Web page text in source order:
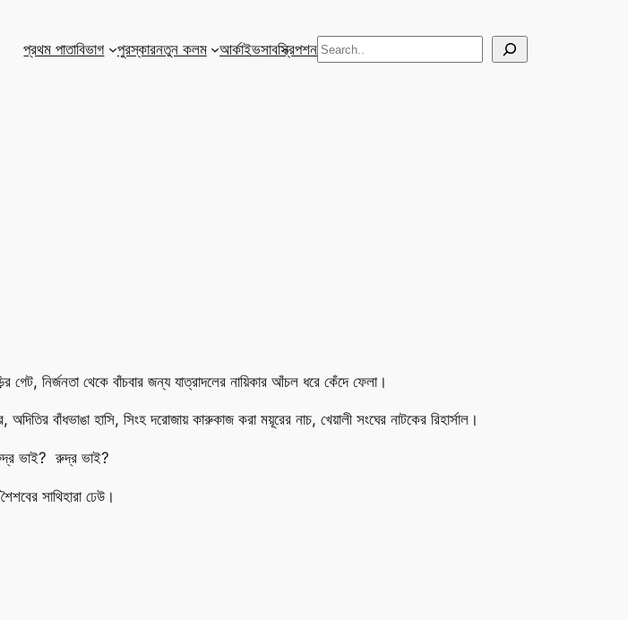
প্রথম পাতাবিভাগ পুরস্কারনতুন কলম আর্কাইভসাবস্ক্রিপশনSearch
নির্জনতা থেকে বাঁচবার জন্য যাত্রাদলের নায়িকার আঁচল ধরে কেঁদে ফেলা।
বাঁধভাঙা হাসি, সিংহ দরোজায় কারুকাজ করা ময়ূরের নাচ, খেয়ালী সংঘের নাটকের রিহার্সাল।
রুদ্র ভাই? রুদ্র ভাই?
সাথিহারা ঢেউ।